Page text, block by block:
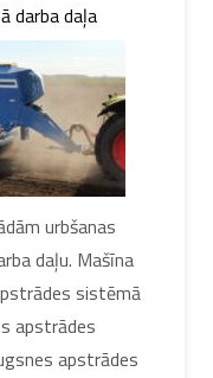
darba daļa
urbšanas
daļu. Mašīna
sistēmā
apstrādes
apstrādes